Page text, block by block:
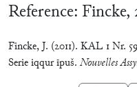
Reference: Fincke,
Fincke, J. (2011). KAL 1 Nr.
Serie iqqur īpuš. Nouvelles